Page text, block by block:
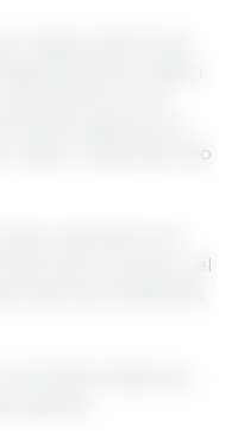
Japón (20,5 % de
(19,3 %). Japón
64,9 % en las
Catarina, en
cuatro meses del año
nacional en el
% del volumen y el
brasileñas
de Santa Catarina |